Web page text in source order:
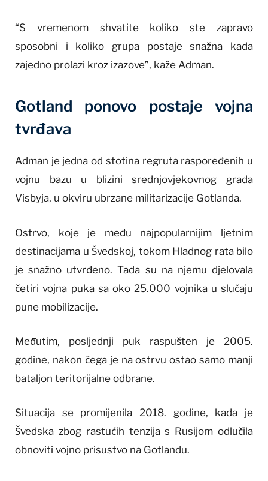
“S vremenom shvatite koliko ste zapravo
sposobni i koliko grupa postaje snažna kada
zajedno prolazi kroz izazove”, kaže Adman.
Gotland ponovo postaje vojna
tvrđava
Adman je jedna od stotina regruta raspoređenih u
vojnu bazu u blizini srednjovjekovnog grada
Visbyja, u okviru ubrzane militarizacije Gotlanda.
Ostrvo, koje je među najpopularnijim ljetnim
destinacijama u Švedskoj, tokom Hladnog rata bilo
je snažno utvrđeno. Tada su na njemu djelovala
četiri vojna puka sa oko 25.000 vojnika u slučaju
pune mobilizacije.
Međutim, posljednji puk raspušten je 2005.
godine, nakon čega je na ostrvu ostao samo manji
bataljon teritorijalne odbrane.
Situacija se promijenila 2018. godine, kada je
Švedska zbog rastućih tenzija s Rusijom odlučila
obnoviti vojno prisustvo na Gotlandu.